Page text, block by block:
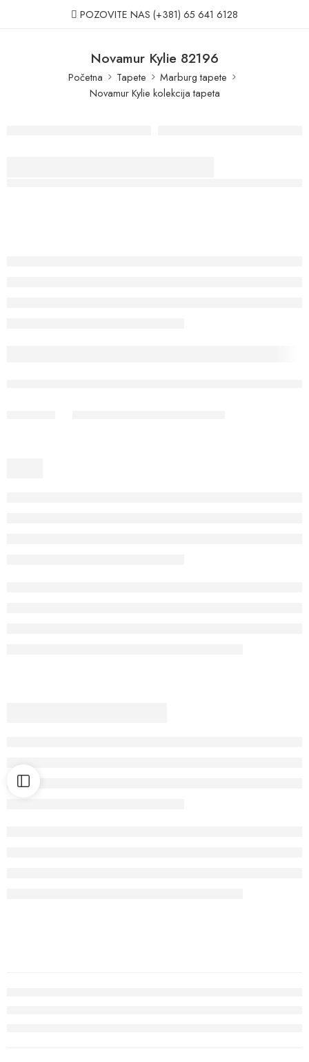
POZOVITE NAS (+381) 65 641 6128
Novamur Kylie 82196
Početna Tapete
Marburg tapete
Novamur Kylie kolekcija tapeta